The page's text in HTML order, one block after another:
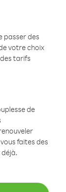
passer des
votre choix
tarifs
de
faites des